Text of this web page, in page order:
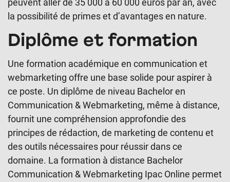
peuvent aller de 35 000 à 60 000 euros par an, avec
la possibilité de primes et d’avantages en nature.
Diplôme et formation
Une formation académique en communication et
webmarketing offre une base solide pour aspirer à
ce poste. Un diplôme de niveau Bachelor en
Communication & Webmarketing, même à distance,
fournit une compréhension approfondie des
principes de rédaction, de marketing de contenu et
des outils nécessaires pour réussir dans ce
domaine. La formation à distance Bachelor
Communication & Webmarketing Ipac Online permet